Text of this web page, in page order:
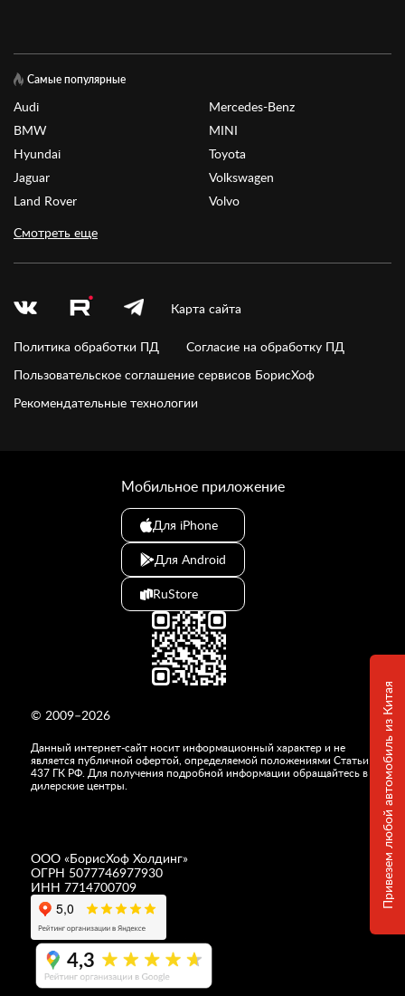
Привезем любой автомобиль из Китая
Самые популярные
Audi
BMW
Hyundai
Jaguar
Land Rover
Mercedes-Benz
MINI
Toyota
Volkswagen
Volvo
Смотреть еще
Карта сайта
Политика обработки ПД
Согласие на обработку ПД
Пользовательское соглашение сервисов БорисХоф
Рекомендательные технологии
© 2009–2026
Данный интернет-сайт носит информационный характер и не
является публичной офертой, определяемой положениями Статьи
437 ГК РФ. Для получения подробной информации обращайтесь в
дилерские центры.
ООО «БорисХоф Холдинг»
ОГРН 5077746977930
ИНН 7714700709
4,3
Мобильное приложение
Для iPhone
Для Android
RuStore